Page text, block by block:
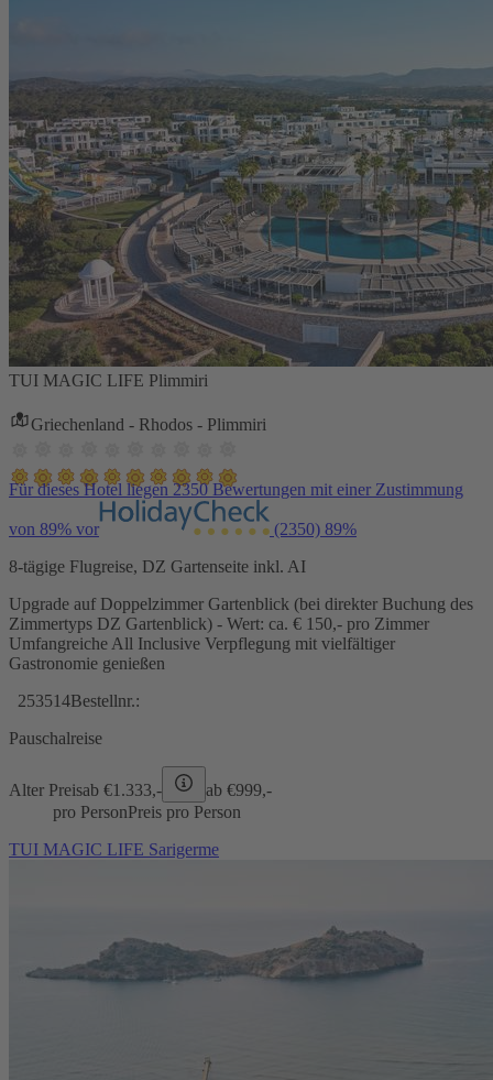
TUI MAGIC LIFE Plimmiri
Griechenland - Rhodos - Plimmiri
Für dieses Hotel liegen 2350 Bewertungen mit einer Zustimmung
von 89% vor (2350) 89%
8-tägige Flugreise, DZ Gartenseite inkl. AI
Upgrade auf Doppelzimmer Gartenblick (bei direkter Buchung des
Zimmertyps DZ Gartenblick) - Wert: ca. € 150,- pro Zimmer
Umfangreiche All Inclusive Verpflegung mit vielfältiger
Gastronomie genießen
253514Bestellnr.:
Pauschalreise
Alter Preisab €1.333,- ab €999,-
pro PersonPreis pro Person
TUI MAGIC LIFE Sarigerme